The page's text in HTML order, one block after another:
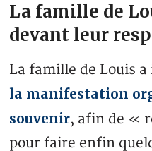
La famille de
devant leur
La famille de Louis
la manifestation
souvenir, afin de «
pour faire enfin